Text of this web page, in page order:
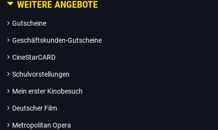
WEITERE ANGEBOTE
Gutscheine
Geschäftskunden-Gutscheine
CineStarCARD
Schulvorstellungen
Mein erster Kinobesuch
Deutscher Film
Metropolitan Opera